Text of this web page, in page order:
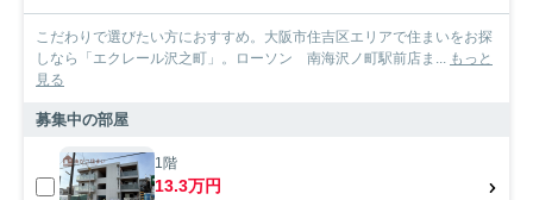
こだわりで選びたい方におすすめ。大阪市住吉区エリアで住まいをお探
しなら「エクレール沢之町」。ローソン 南海沢ノ町駅前店ま... もっと
見る
募集中の部屋
1階
13.3万円